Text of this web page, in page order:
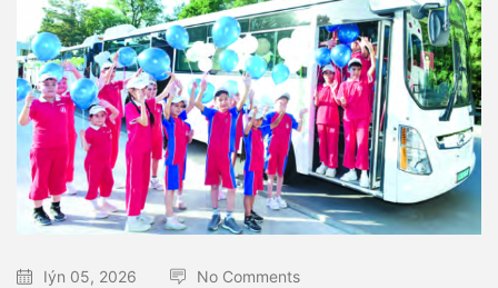
Iýn 05, 2026
No Comments